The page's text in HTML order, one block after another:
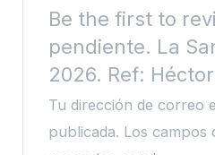
Muro
quantity
Be the first to
pendiente. La
2026. Ref:
Tu dirección de correo
publicada. Los campos